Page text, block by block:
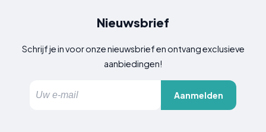
Nieuwsbrief
Schrijf je in voor onze nieuwsbrief en ontvang exclusieve
aanbiedingen!
Aanmelden